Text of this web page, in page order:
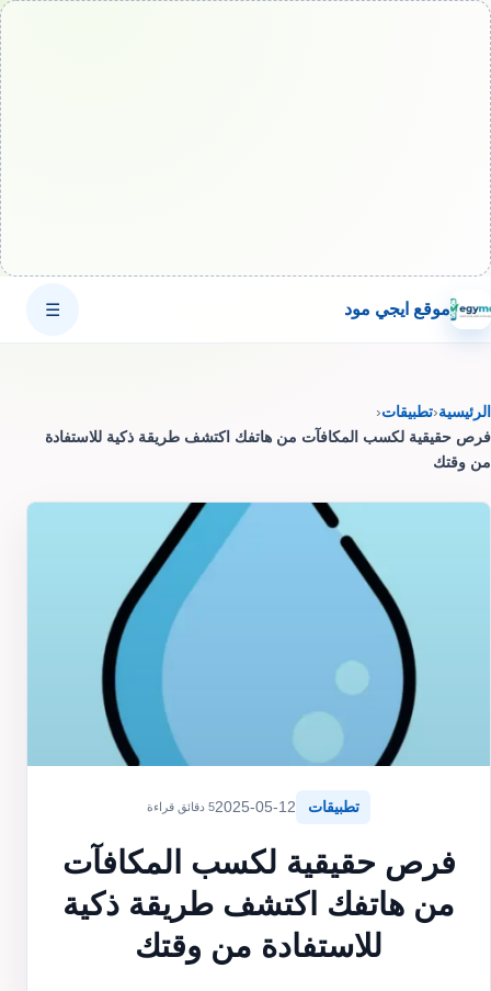
موقع ايجي مود ☰
الرئيسية‹تطبيقات‹
فرص حقيقية لكسب المكافآت من هاتفك اكتشف طريقة ذكية للاستفادة
من وقتك
تطبيقات 2025-05-125 دقائق قراءة
فرص حقيقية لكسب المكافآت
من هاتفك اكتشف طريقة ذكية
للاستفادة من وقتك